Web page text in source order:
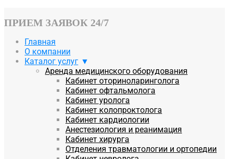
ПРИЕМ ЗАЯВОК 24/7
Главная
О компании
Каталог услуг
Аренда медицинского оборудования
Кабинет оториноларинголога
Кабинет офтальмолога
Кабинет уролога
Кабинет колопроктолога
Кабинет кардиологии
Анестезиология и реанимация
Кабинет хирурга
Отделения травматологии и ортопедии